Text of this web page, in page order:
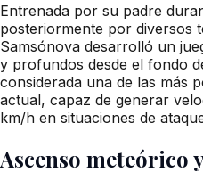
Entrenada por su padre
posteriormente por diversos
Samsónova desarrolló un
y profundos desde el fondo
considerada una de las más
actual, capaz de generar
km/h en situaciones de
Ascenso meteórico